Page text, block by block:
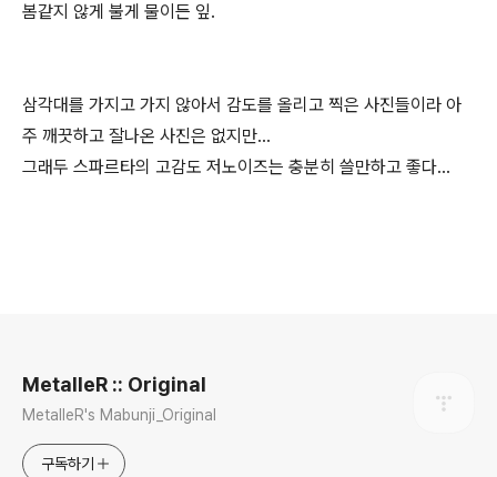
봄같지 않게 불게 물이든 잎.
삼각대를 가지고 가지 않아서 감도를 올리고 찍은 사진들이라 아
주 깨끗하고 잘나온 사진은 없지만...
그래두 스파르타의 고감도 저노이즈는 충분히 쓸만하고 좋다...
MetalleR :: Original
MetalleR's Mabunji_Original
구독하기